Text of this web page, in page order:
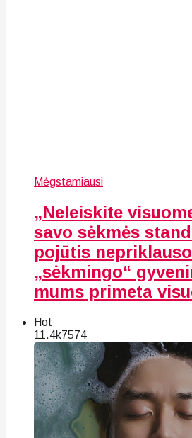
Mėgstamiausi
„Neleiskite
savo sėkmės
pojūtis
„sėkmingo“
mums primeta
Hot
11.4k7574